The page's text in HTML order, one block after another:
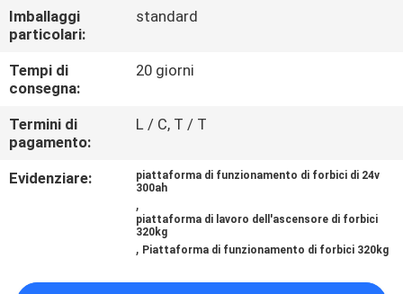
CONTROLLO
DI
QUALITÀ
CONTATTICI
CITAZIONE
Imballaggi
particolari:
standard
Tempi di
consegna:
20 giorni
Termini di
pagamento:
L / C, T / T
Evidenziare:
piattaforma di funzionamento di forbici di 24v
300ah
,
piattaforma di lavoro dell'ascensore di forbici
320kg
, Piattaforma di funzionamento di forbici 320kg